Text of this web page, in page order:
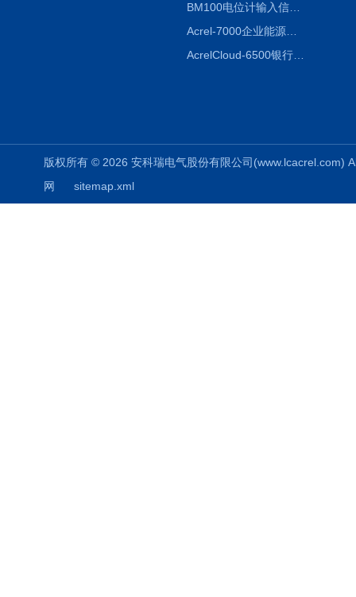
BM100电位计输入信号隔离器
Acrel-7000企业能源管控平台
AcrelCloud-6500银行业安全用电能耗云平台
版权所有 © 2026 安科瑞电气股份有限公司
网
sitemap.xml